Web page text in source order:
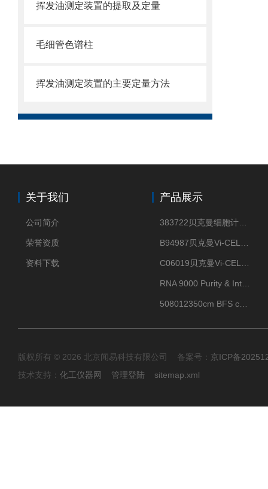
挥发油测定装置的提取及定量
毛细管色谱柱
挥发油测定装置的主要定量方法
关于我们
公司简介
荣誉资质
资料下载
产品展示
版权所有 © 2026 北京闻易科技有限公司 备案号： 京ICP备
技术支持： 化工仪器网 管理登陆 sitemap.xml